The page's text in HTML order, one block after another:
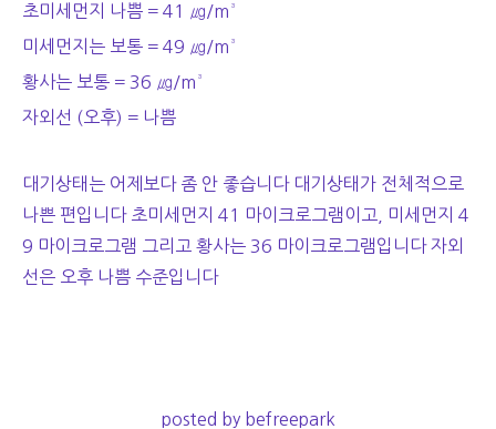
초미세먼지 나쁨 = 41 ㎍/m³
미세먼지는 보통 = 49 ㎍/m³
황사는 보통 = 36 ㎍/m³
자외선 (오후) = 나쁨
대기상태는 어제보다 좀 안 좋습니다 대기상태가 전체적으로
나쁜 편입니다 초미세먼지 41 마이크로그램이고, 미세먼지 4
9 마이크로그램 그리고 황사는 36 마이크로그램입니다 자외
선은 오후 나쁨 수준입니다
posted by befreepark